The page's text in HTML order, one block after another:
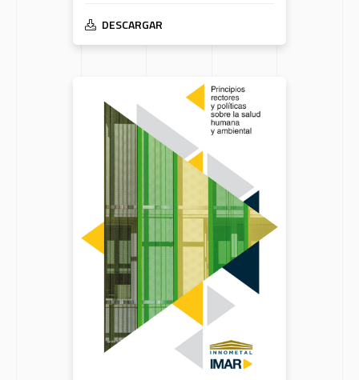
DESCARGAR